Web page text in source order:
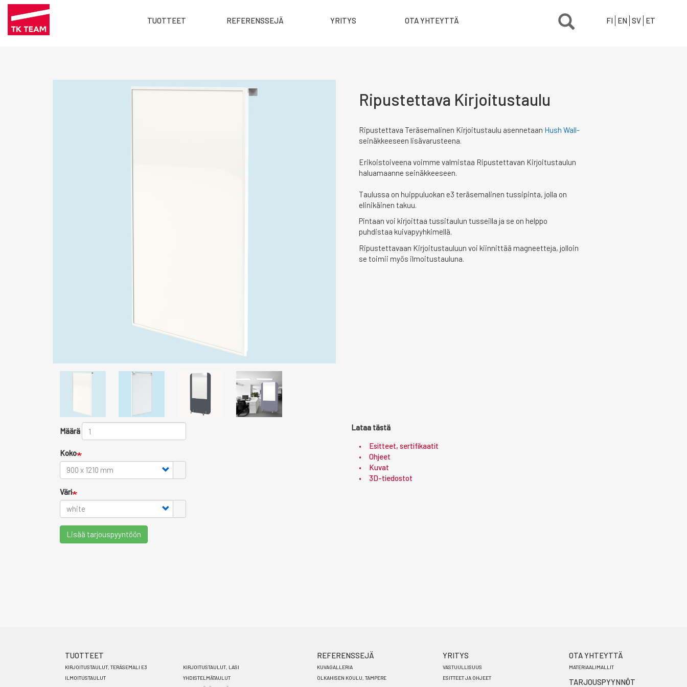
Hyppää
MainTUOTTEET REFERENSSEJÄ YRITYS OTA YHTEYTTÄ FI EN SV ET
Ripustettava Kirjoitustaulu
Ripustettava Teräsemalinen Kirjoitustaulu asennetaan Hush Wall-
seinäkkeeseen lisävarusteena.
Erikoistoiveena voimme valmistaa Ripustettavan Kirjoitustaulun
haluamaanne seinäkkeeseen.
Taulussa on huippuluokan e3 teräsemalinen tussipinta, jolla on
elinikäinen takuu.
Pintaan voi kirjoittaa tussitaulun tusseilla ja se on helppo
puhdistaa kuivapyyhkimellä.
Ripustettavaan Kirjoitustauluun voi kiinnittää magneetteja, jolloin
se toimii myös ilmoitustauluna.
Määrä
Koko
Väri
Lisää tarjouspyyntöön
Lataa tästä
Esitteet, sertifikaatit
Ohjeet
Kuvat
3D-tiedostot
Footer
menu
TUOTTEET
KIRJOITUSTAULUT, TERÄSEMALI E3
KIRJOITUSTAULUT, LASI
ILMOITUSTAULUT
YHDISTELMÄTAULUT
REFERENSSEJÄ
KUVAGALLERIA
OLKAHISEN KOULU, TAMPERE
YRITYS
VASTUULLISUUS
ESITTEET JA OHJEET
OTA YHTEYTTÄ
MATERIAALIMALLIT
TARJOUSPYYNNÖT